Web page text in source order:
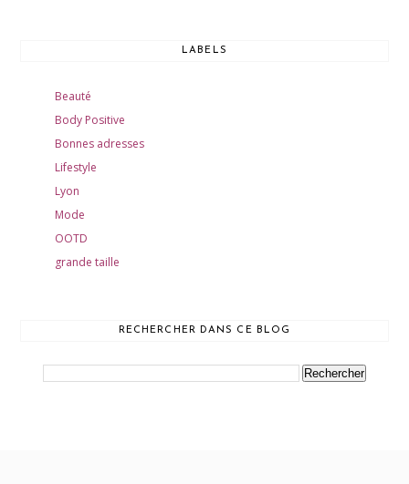
LABELS
Beauté
Body Positive
Bonnes adresses
Lifestyle
Lyon
Mode
OOTD
grande taille
RECHERCHER DANS CE BLOG